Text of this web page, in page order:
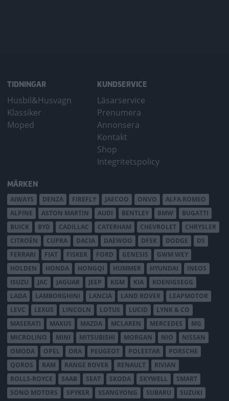
TIDNINGAR
Husbil&Husvagn
Klassiker
Moped
KUNDSERVICE
Läsarservice
Prenumera
Annonsera
Kontakt
Shop
Integritetspolicy
MÄRKEN
AIWAYS DENZA FIREFLY JAECOO ONVO
ALFA ROMEO
ALPINE
ASTON MARTIN AUDI BENTLEY BMW
BUGATTI
BUICK
BYD CADILLAC CATERHAM CHEVROLET
CHRYSLER
CITROËN
CUPRA DACIA DAEWOO DFSK DODGE
DS
FERRARI
FIAT FISKER FORD GENESIS
GWM WEY
HOLDEN
HONDA HONGQI HUMMER HYUNDAI
INEOS
ISUZU
JAC JAGUAR JEEP KGM KIA
KOENIGSEGG
LADA
LAMBORGHINI LANCIA LAND ROVER
LEAPMOTOR
LEVC
LEXUS LINCOLN LOTUS LUCID
LYNK & CO
MASERATI
MAXUS MAZDA MCLAREN MERCEDES
MG
MICROLINO
MINI MITSUBISHI MORGAN NIO
NISSAN
OMODA
OPEL ORA PEUGEOT POLESTAR
PORSCHE
QOROS
RAM RANGE ROVER RENAULT
RIVIAN
ROLLS-ROYCE
SAAB SEAT SKODA SKYWELL
SMART
SONO MOTORS
SPYKER SSANGYONG SUBARU SUZUKI